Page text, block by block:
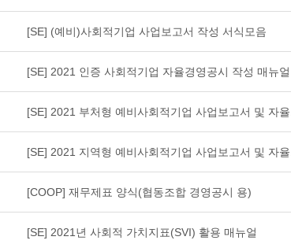
[SE] (예비)사회적기업 사업보고서 작성 서식모음
[SE] 2021 인증 사회적기업 자율경영공시 작성 매뉴얼
[SE] 2021 부처형 예비사회적기업 사업보고서 및 자율..
[SE] 2021 지역형 예비사회적기업 사업보고서 및 자율..
[COOP] 재무제표 양식(협동조합 경영공시 용)
[SE] 2021년 사회적 가치지표(SVI) 활용 매뉴얼